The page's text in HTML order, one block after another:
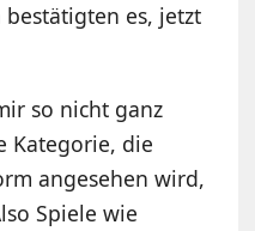
es, jetzt
so nicht ganz
Kategorie, die
angesehen wird,
Spiele wie